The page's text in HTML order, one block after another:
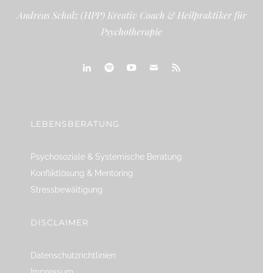
Andreas Scholz (HPP) Kreativ Coach & Heilpraktiker für
Psychotherapie
LEBENSBERATUNG
Psychosoziale & Systemische Beratung
Konfliktlösung & Mentoring
Stressbewältigung
DISCLAIMER
Datenschutzrichtlinien